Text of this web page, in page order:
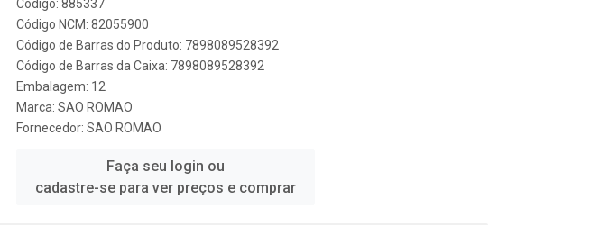
Código: 885337
Código NCM: 82055900
Código de Barras do Produto: 7898089528392
Código de Barras da Caixa: 7898089528392
Embalagem: 12
Marca: SAO ROMAO
Fornecedor: SAO ROMAO
Faça seu login ou
cadastre-se para ver preços e comprar